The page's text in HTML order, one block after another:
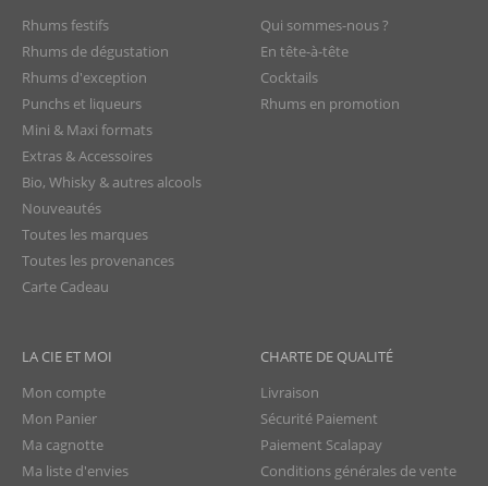
Rhums festifs
Rhums de dégustation
Rhums d'exception
Punchs et liqueurs
Mini & Maxi formats
Extras & Accessoires
Bio, Whisky & autres alcools
Nouveautés
Toutes les marques
Toutes les provenances
Carte Cadeau
Qui sommes-nous ?
En tête-à-tête
Cocktails
Rhums en promotion
LA CIE ET MOI
Mon compte
Mon Panier
Ma cagnotte
Ma liste d'envies
CHARTE DE QUALITÉ
Livraison
Sécurité Paiement
Paiement Scalapay
Conditions générales de vente